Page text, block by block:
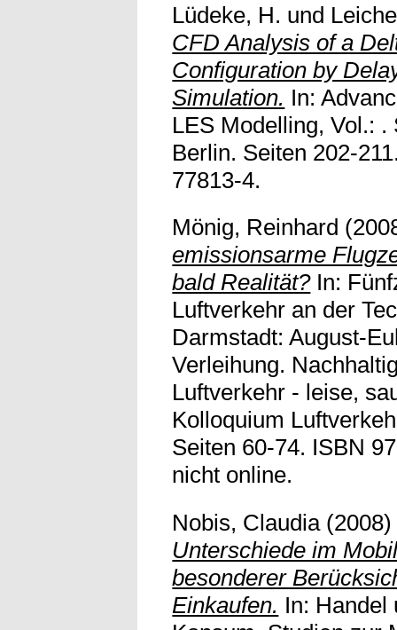
Lüdeke, H. und
CFD Analysis of a
Configuration by
Simulation. In:
LES Modelling, Vol.:
Berlin. Seiten 202-
77813-4.
Mönig, Reinhard
emissionsarme
bald Realität?In:
Luftverkehr an der
Darmstadt: August-
Verleihung.
Luftverkehr - leise,
Kolloquium
Seiten 60-74. ISBN
nicht online.
Nobis, Claudia
Unterschiede im
besonderer
Einkaufen. In: Handel